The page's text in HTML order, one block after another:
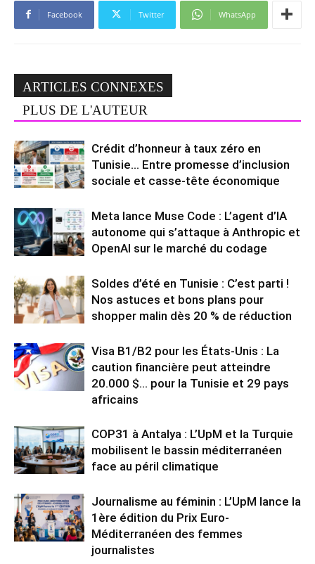
Facebook Twitter WhatsApp
ARTICLES CONNEXES
PLUS DE L'AUTEUR
Crédit d’honneur à taux zéro en
Tunisie… Entre promesse d’inclusion
sociale et casse-tête économique
Meta lance Muse Code : L’agent d’IA
autonome qui s’attaque à Anthropic et
OpenAI sur le marché du codage
Soldes d’été en Tunisie : C’est parti !
Nos astuces et bons plans pour
shopper malin dès 20 % de réduction
Visa B1/B2 pour les États-Unis : La
caution financière peut atteindre
20.000 $… pour la Tunisie et 29 pays
africains
COP31 à Antalya : L’UpM et la Turquie
mobilisent le bassin méditerranéen
face au péril climatique
Journalisme au féminin : L’UpM lance la
1ère édition du Prix Euro-
Méditerranéen des femmes
journalistes